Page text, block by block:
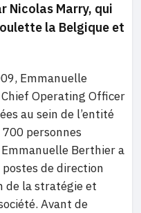
Nicolas Marry, qui
la Belgique et
Emmanuelle
Operating Officer
au sein de l’entité
personnes
Berthier a
de direction
de la stratégie et
Avant de